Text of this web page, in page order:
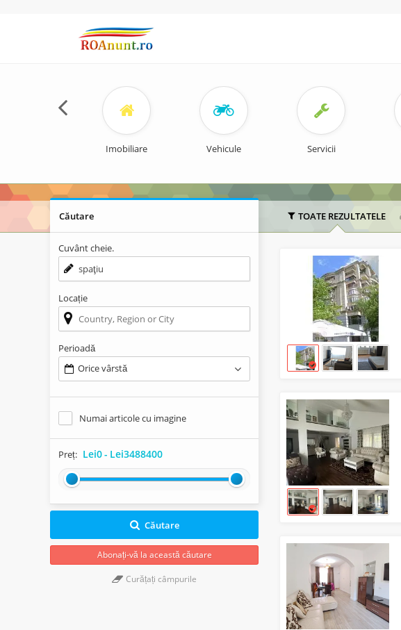
Imobiliare Vehicule Servicii
TOATE REZULTATELE
Căutare
Cuvânt cheie.
Locație
Perioadă
Orice vârstă
Numai articole cu imagine
Preț: Lei0- Lei3488400
Căutare
Abonați-vă la această căutare
Curățați câmpurile